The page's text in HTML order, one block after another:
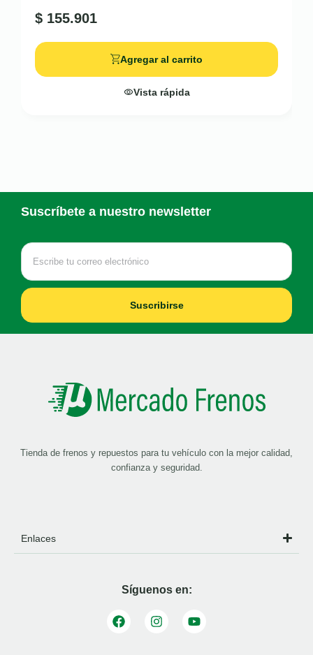
$ 155.901
Agregar al carrito
Vista rápida
Suscríbete a nuestro newsletter
Suscribirse
Tienda de frenos y repuestos para tu vehículo con la mejor calidad,
confianza y seguridad.
Enlaces
Síguenos en: